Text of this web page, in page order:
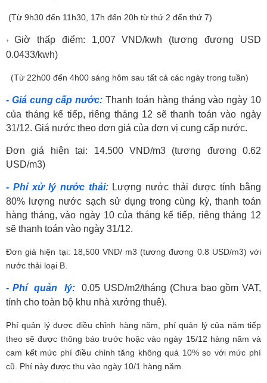
(Từ 9h30 đến 11h30, 17h đến 20h từ thứ 2 đến thứ 7)
+ Giờ thấp điểm: 1,007 VND/kwh (tương đương USD
0.0433/kwh)
(Từ 22h00 đến 4h00 sáng hôm sau tất cả các ngày trong tuần)
- Giá cung cấp nước: Thanh toán hàng tháng vào ngày 10
của tháng kế tiếp, riêng tháng 12 sẽ thanh toán vào ngày
31/12. Giá nước theo đơn giá của đơn vị cung cấp nước.
Đơn giá hiện tại: 14.500 VND/m3 (tương đương 0.62
USD/m3)
- Phí xử lý nước thải: Lượng nước thải được tính bằng
80% lượng nước sạch sử dụng trong cùng kỳ, thanh toán
hàng tháng, vào ngày 10 của tháng kế tiếp, riêng tháng 12
sẽ thanh toán vào ngày 31/12.
Đơn giá hiện tại: 18,500 VND/ m3 (tương đương 0.8 USD/m3) với
nước thải loại B.
- Phí quản lý: 0.05 USD/m2/tháng (Chưa bao gồm VAT,
tính cho toàn bộ khu nhà xưởng thuê).
Phí quản lý được điều chỉnh hàng năm, phí quản lý của năm tiếp
theo sẽ được thông báo trước hoặc vào ngày 15/12 hàng năm và
cam kết mức phí điều chỉnh tăng không quá 10% so với mức phí
cũ. Phí này được thu vào ngày 10/1 hàng năm.